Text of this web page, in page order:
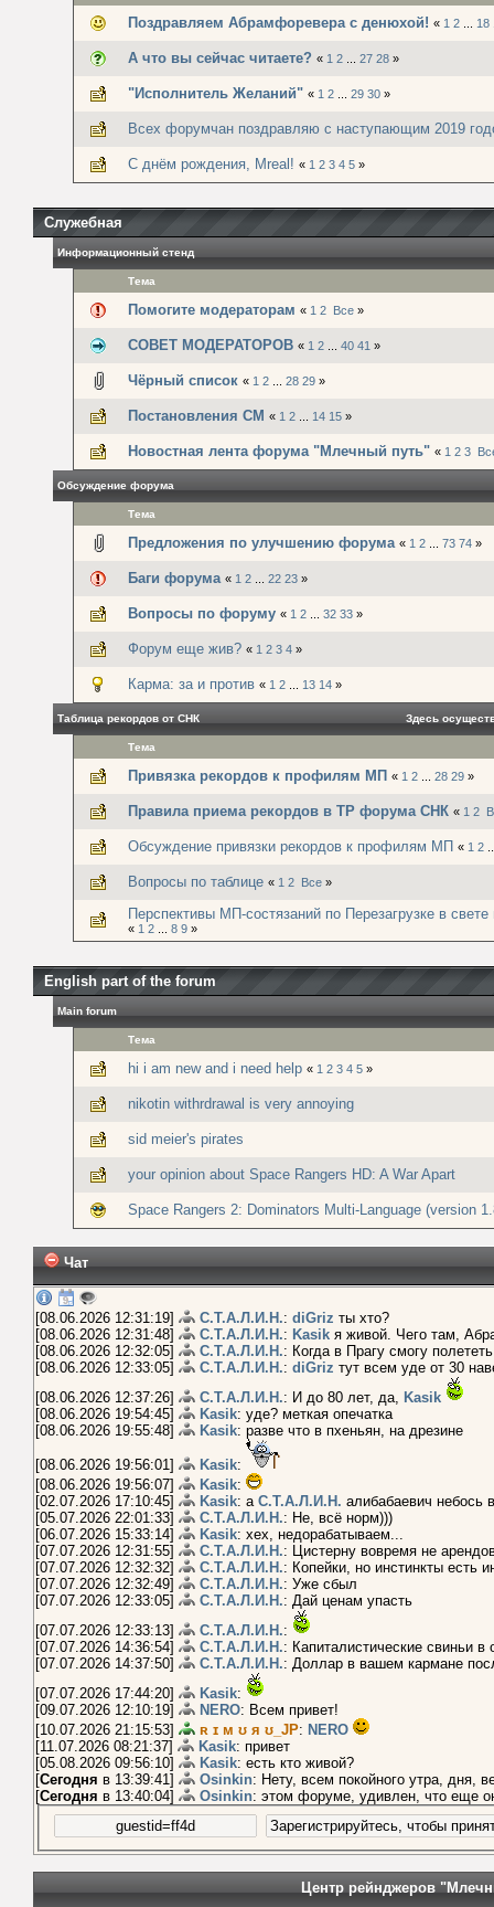
Поздравляем Абрамфоревера с денюхой! « 1 2 18
А что вы сейчас читаете? « 1 2 27 28 »
"Исполнитель Желаний" « 1 2 29 30 »
Всех форумчан поздравляю с наступающим 2019
С днём рождения, Mreal! « 1 2 3 4 5 »
Служебная
Информационный стенд
Тема
Помогите модераторам « 1 2 Все »
СОВЕТ МОДЕРАТОРОВ « 1 2 40 41 »
Чёрный список « 1 2 28 29 »
Постановления СМ « 1 2 14 15 »
Новостная лента форума "Млечный путь" « 1 2 3
Обсуждение форума
Тема
Предложения по улучшению форума « 1 2 73 74 »
Баги форума « 1 2 22 23 »
Вопросы по форуму « 1 2 32 33 »
Форум еще жив? « 1 2 3 4 »
Карма: за и против « 1 2 13 14 »
Здесь
Таблица рекордов от СНК
Тема
Привязка рекордов к профилям МП « 1 2 28 29 »
Правила приема рекордов в ТР форума СНК « 1 2
Обсуждение привязки рекордов к профилям МП « 1 2
Вопросы по таблице « 1 2 Все »
Перспективы МП-состязаний по Перезагрузке в свете
« 1 2 8 9 »
English part of the forum
Main forum
Тема
hi i am new and i need help « 1 2 3 4 5 »
nikotin withrdrawal is very annoying
sid meier's pirates
your opinion about Space Rangers HD: A War Apart
Space Rangers 2: Dominators Multi-Language (version
Чат
[08.06.2026 12:31:19] С.Т.А.Л.И.Н.: diGriz ты хто?
[08.06.2026 12:31:48]
С.Т.А.Л.И.Н.: Kasik я живой. Чего там,
[08.06.2026 12:32:05]
С.Т.А.Л.И.Н.: Когда в Прагу смогу
[08.06.2026 12:33:05]
С.Т.А.Л.И.Н.: diGriz тут всем уде от 30
[08.06.2026 12:37:26]
С.Т.А.Л.И.Н.: И до 80 лет, да, Kasik
[08.06.2026 19:54:45]
Kasik: уде? меткая опечатка
[08.06.2026 19:55:48]
Kasik: разве что в пхеньян, на дрезине
[08.06.2026 19:56:01] Kasik:
[08.06.2026 19:56:07]
Kasik:
[02.07.2026 17:10:45]
Kasik: а С.Т.А.Л.И.Н. алибабаевич небось
[05.07.2026 22:01:33]
С.Т.А.Л.И.Н.: Не, всё норм)))
[06.07.2026 15:33:14]
Kasik: хех, недорабатываем...
[07.07.2026 12:31:55]
С.Т.А.Л.И.Н.: Цистерну вовремя не
[07.07.2026 12:32:32]
С.Т.А.Л.И.Н.: Копейки, но инстинкты есть
[07.07.2026 12:32:49]
С.Т.А.Л.И.Н.: Уже сбыл
[07.07.2026 12:33:05]
С.Т.А.Л.И.Н.: Дай ценам упасть
[07.07.2026 12:33:13]
С.Т.А.Л.И.Н.:
[07.07.2026 14:36:54]
С.Т.А.Л.И.Н.: Капиталистические свиньи
[07.07.2026 14:37:50]
С.Т.А.Л.И.Н.: Доллар в вашем кармане
[07.07.2026 17:44:20]
Kasik:
[09.07.2026 12:10:19]
NERO: Всем привет!
[10.07.2026 21:15:53]
ʀ ɪ м ʊ я ʊ_JP: NERO
[11.07.2026 08:21:37]
Kasik: привет
[05.08.2026 09:56:10]
Kasik: есть кто живой?
[Сегодня в 13:39:41] Osinkin: Нету, всем покойного утра, дня,
[Сегодня в 13:40:04] Osinkin: этом форуме, удивлен, что еще
Центр рейнджеров